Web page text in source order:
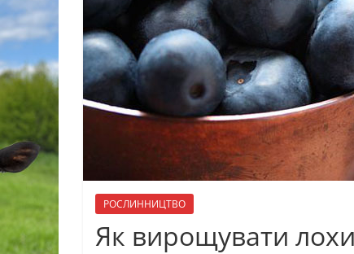
РОСЛИННИЦТВО
Як вирощувати